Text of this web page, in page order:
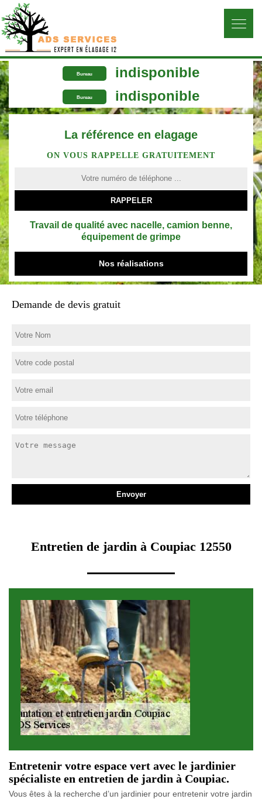
Bureau indisponible
Bureau indisponible
La référence en elagage
ON VOUS RAPPELLE GRATUITEMENT
Travail de qualité avec nacelle, camion benne,
équipement de grimpe
Nos réalisations
Demande de devis gratuit
Entretien de jardin à Coupiac 12550
Entretenir votre espace vert avec le jardinier
spécialiste en entretien de jardin à Coupiac.
Vous êtes à la recherche d’un jardinier pour entretenir votre jardin